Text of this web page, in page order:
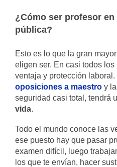
¿Cómo ser profesor en
pública?
Esto es lo que la gran
eligen ser. En casi todos
ventaja y protección
oposiciones a maestro y
seguridad casi total, tendrá
vida.
Todo el mundo conoce las
ese puesto hay que pasar
examen difícil, luego
los que te envían, hacer